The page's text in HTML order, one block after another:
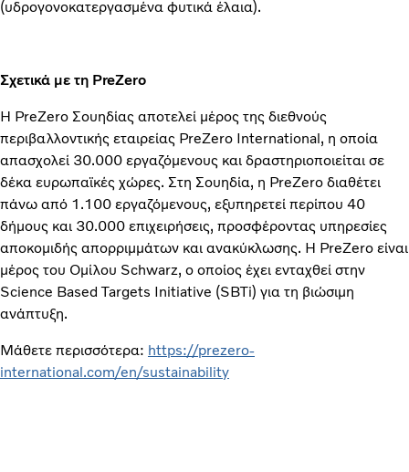
(υδρογονοκατεργασμένα φυτικά έλαια).
Σχετικά με τη PreZero
Η PreZero Σουηδίας αποτελεί μέρος της διεθνούς
περιβαλλοντικής εταιρείας PreZero International, η οποία
απασχολεί 30.000 εργαζόμενους και δραστηριοποιείται σε
δέκα ευρωπαϊκές χώρες. Στη Σουηδία, η PreZero διαθέτει
πάνω από 1.100 εργαζόμενους, εξυπηρετεί περίπου 40
δήμους και 30.000 επιχειρήσεις, προσφέροντας υπηρεσίες
αποκομιδής απορριμμάτων και ανακύκλωσης. Η PreZero είναι
μέρος του Ομίλου Schwarz, ο οποίος έχει ενταχθεί στην
Science Based Targets Initiative (SBTi) για τη βιώσιμη
ανάπτυξη.
Μάθετε περισσότερα: https://prezero-
international.com/en/sustainability